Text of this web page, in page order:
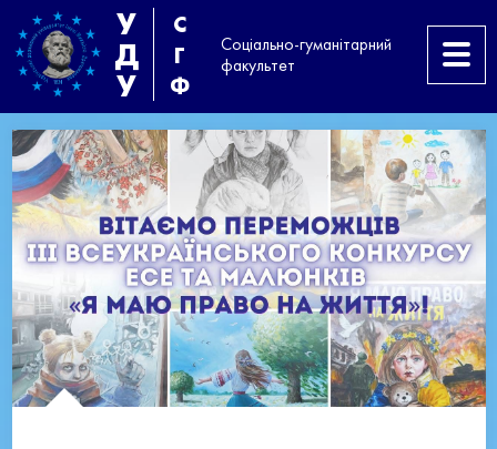
У
Д
У
С
Г
Ф
Соціально-гуманітарний
факультет